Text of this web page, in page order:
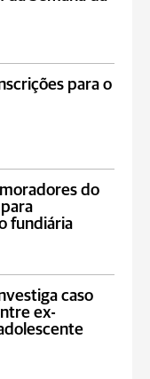
para o
do
fundiária
caso
ex-